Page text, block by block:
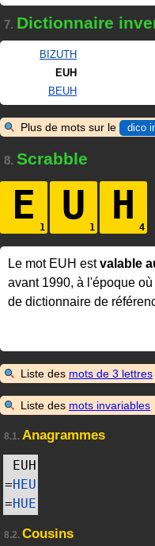
7. Dictionnaire
BIZUTH
EUH
BEUH
Plus de mots sur le dico
8. Scrabble
E U H
Le mot EUH estvalable
avant 1990, à l'époque où
de dictionnaire de
Liste des mots de 3 lettres
Liste des mots invariables
8.1. Anagrammes
EUH
=HEU
=HUE
8.2. Cousins